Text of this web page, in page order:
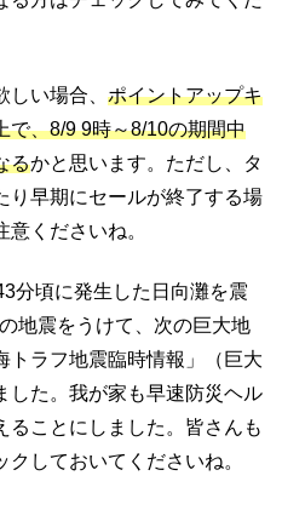
い場合、 ポイントアップキ
で、8/9 9時～8/10の期間中
るかと思います。ただし、タ
り早期にセールが終了する場
くださいね。
分頃に発生した日向灘を震
地震をうけて、次の巨大地
トラフ地震臨時情報」（巨大
した。我が家も早速防災ヘル
ることにしました。皆さんも
しておいてくださいね。